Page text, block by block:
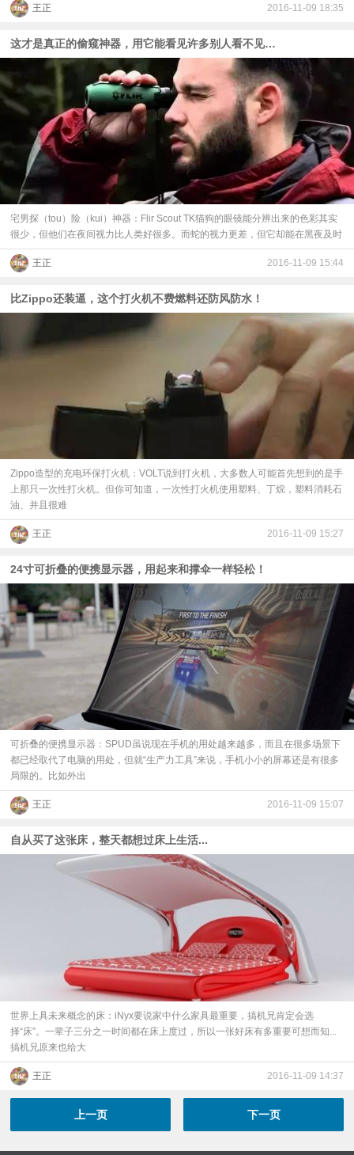
王正 2016-11-09 18:35
这才是真正的偷窥神器，用它能看见许多别人看不见的东西
宅男探（tou）险（kui）神器：Flir Scout TK猫狗的眼镜能分辨出来的色彩其实
很少，但他们在夜间视力比人类好很多。而蛇的视力更差，但它却能在黑夜及时
王正 2016-11-09 15:44
比Zippo还装逼，这个打火机不费燃料还防风防水！
Zippo造型的充电环保打火机：VOLT说到打火机，大多数人可能首先想到的是手
上那只一次性打火机。但你可知道，一次性打火机使用塑料、丁烷，塑料消耗石
油、并且很难
王正 2016-11-09 15:27
24寸可折叠的便携显示器，用起来和撑伞一样轻松！
可折叠的便携显示器：SPUD虽说现在手机的用处越来越多，而且在很多场景下
都已经取代了电脑的用处，但就“生产力工具”来说，手机小小的屏幕还是有很多
局限的。比如外出
王正 2016-11-09 15:07
自从买了这张床，整天都想过床上生活...
世界上具未来概念的床：iNyx要说家中什么家具最重要，搞机兄肯定会选
择“床”。一辈子三分之一时间都在床上度过，所以一张好床有多重要可想而知...
搞机兄原来也给大
王正 2016-11-09 14:37
上一页 下一页